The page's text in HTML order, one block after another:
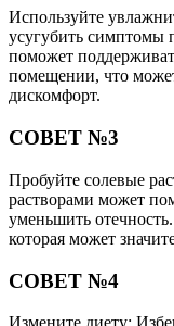
Используйте
усугубить симптомы
поможет
помещении, что
дискомфорт.
СОВЕТ №3
Пробуйте солевые
растворами может
уменьшить
которая может
СОВЕТ №4